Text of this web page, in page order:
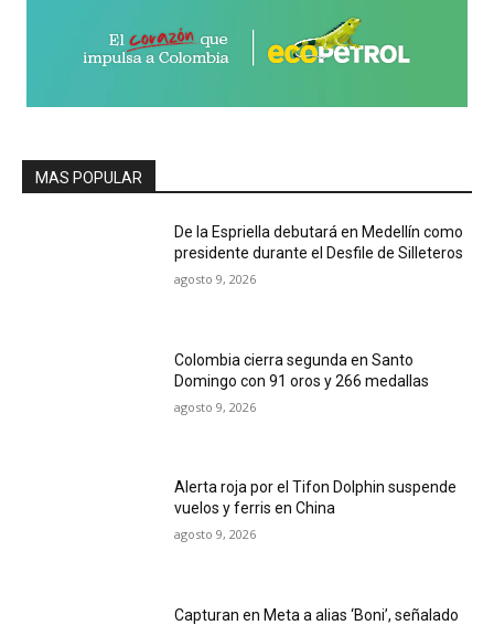
MAS POPULAR
De la Espriella debutará en Medellín como
presidente durante el Desfile de Silleteros
agosto 9, 2026
Colombia cierra segunda en Santo
Domingo con 91 oros y 266 medallas
agosto 9, 2026
Alerta roja por el Tifon Dolphin suspende
vuelos y ferris en China
agosto 9, 2026
Capturan en Meta a alias ‘Boni’, señalado